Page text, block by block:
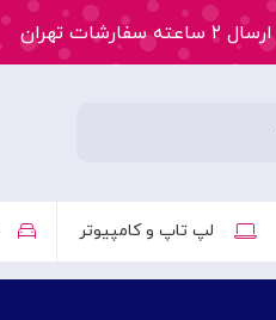
ارسال ۲ ساعته سفارشات تهران
لپ تاپ و کامپیوتر